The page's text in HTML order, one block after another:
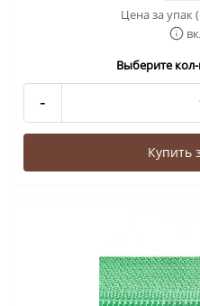
Цена за упак
Выберите
-
Купить